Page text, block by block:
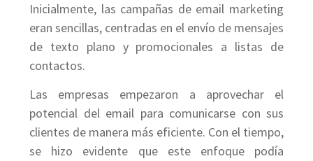
Inicialmente, las campañas de email marketing
eran sencillas, centradas en el envío de mensajes
de texto plano y promocionales a listas de
contactos.
Las empresas empezaron a aprovechar el
potencial del email para comunicarse con sus
clientes de manera más eficiente. Con el tiempo,
se hizo evidente que este enfoque podía